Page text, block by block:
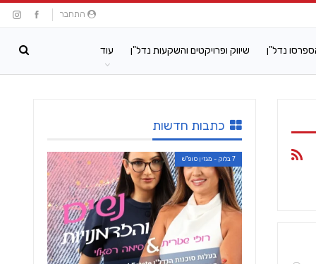
התחבר
נדל"ן שיווק ופרויקטים והשקעות נדל"ן עוד
כתבות חדשות
7 בלוק - מגזין סופ"ש